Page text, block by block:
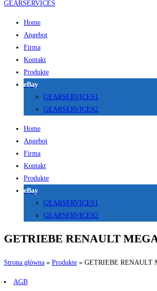
GEARSERVICES
Home
Angebot
Firma
Kontakt
Produkte
eBay
GEARSERVICES1
GEARSERVICES2
Home
Angebot
Firma
Kontakt
Produkte
eBay
GEARSERVICES1
GEARSERVICES2
GETRIEBE RENAULT
Strona główna » Produkte » GETRIEBE RENAULT
AGB